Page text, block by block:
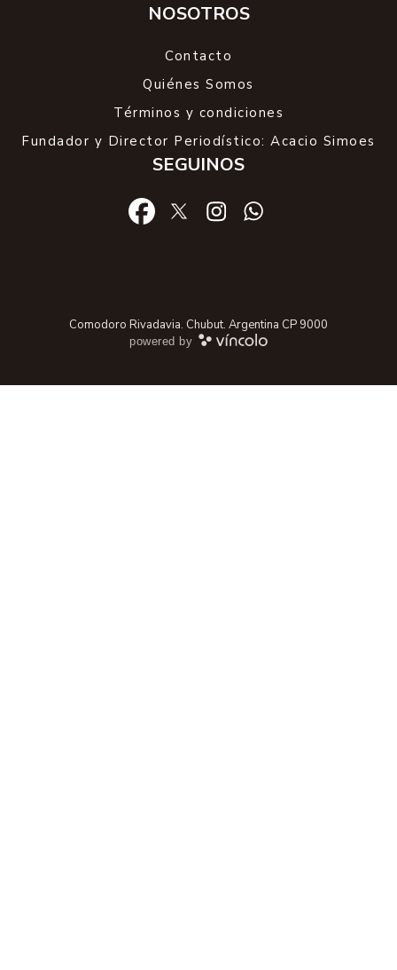
NOSOTROS
Contacto
Quiénes Somos
Términos y condiciones
Fundador y Director Periodístico: Acacio Simoes
SEGUINOS
Comodoro Rivadavia. Chubut. Argentina CP 9000
powered by